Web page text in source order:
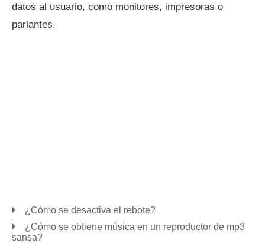
datos al usuario, como monitores, impresoras o
parlantes.
¿Cómo se desactiva el rebote?
¿Cómo se obtiene música en un reproductor de mp3
sansa?